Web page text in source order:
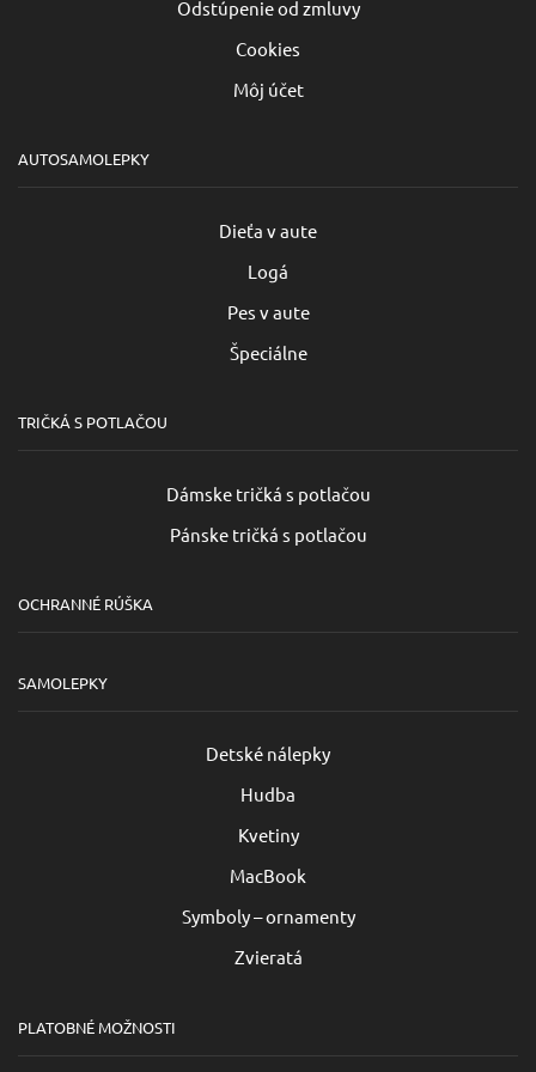
Odstúpenie od zmluvy
Cookies
Môj účet
AUTOSAMOLEPKY
Dieťa v aute
Logá
Pes v aute
Špeciálne
TRIČKÁ S POTLAČOU
Dámske tričká s potlačou
Pánske tričká s potlačou
OCHRANNÉ RÚŠKA
SAMOLEPKY
Detské nálepky
Hudba
Kvetiny
MacBook
Symboly – ornamenty
Zvieratá
PLATOBNÉ MOŽNOSTI